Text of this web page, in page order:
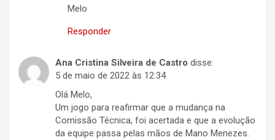
Melo
Responder
Ana Cristina Silveira de Castro disse:
5 de maio de 2022 às 12:34
Olá Melo,
Um jogo para reafirmar que a mudança na
Comissão Técnica, foi acertada e que a evolução
da equipe passa pelas mãos de Mano Menezes.